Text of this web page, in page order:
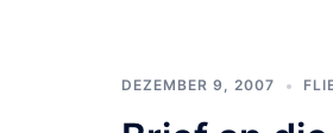
DEZEMBER 9, 2007